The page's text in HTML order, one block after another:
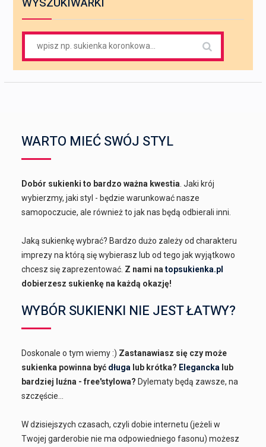
WARTO MIEĆ SWÓJ STYL
Dobór sukienki to bardzo ważna kwestia . Jaki krój
wybierzmy, jaki styl - będzie warunkować nasze
samopoczucie, ale również to jak nas będą odbierali inni.
Jaką sukienkę wybrać? Bardzo dużo zależy od charakteru
imprezy na którą się wybierasz lub od tego jak wyjątkowo
chcesz się zaprezentować. Z nami natopsukienka.pl
dobierzesz sukienkę na każdą okazję!
WYBÓR SUKIENKI NIE JEST ŁATWY?
Doskonale o tym wiemy :) Zastanawiasz się czy może
sukienka powinna być długa lub krótka? Elegancka lub
bardziej luźna - free'stylowa? Dylematy będą zawsze, na
szczęście...
W dzisiejszych czasach, czyli dobie internetu (jeżeli w
Twojej garderobie nie ma odpowiedniego fasonu) możesz